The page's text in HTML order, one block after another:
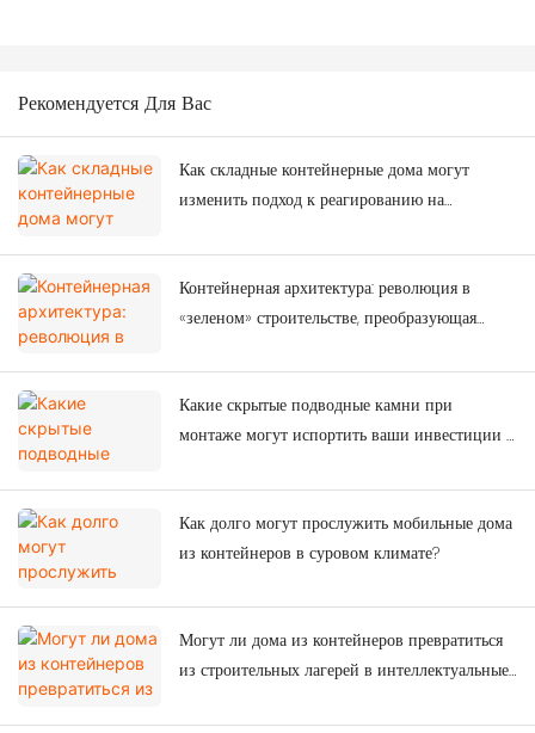
Рекомендуется Для Вас
Как складные контейнерные дома могут
изменить подход к реагированию на
землетрясений?
Контейнерная архитектура: революция в
«зеленом» строительстве, преобразующая
Какие скрытые подводные камни при
монтаже могут испортить ваши инвестиции в
Как долго могут прослужить мобильные дома
из контейнеров в суровом климате?
Могут ли дома из контейнеров превратиться
из строительных лагерей в интеллектуальные